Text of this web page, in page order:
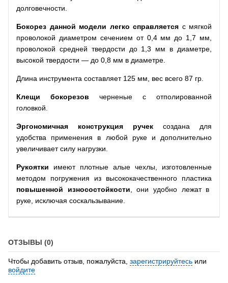
долговечности.
Бокорез данной модели легко справляется с мягкой
проволокой диаметром сечением от 0,4 мм до 1,7 мм,
проволокой средней твердости до 1,3 мм в диаметре,
высокой твердости — до 0,8 мм в диаметре.
Длина инструмента составляет 125 мм, вес всего 87 гр.
Клещи бокорезов черненые с отполированной
головкой.
Эргономичная конструкция ручек создана для
удобства применения в любой руке и дополнительно
увеличивает силу нагрузки.
Рукоятки имеют плотные алые чехлы, изготовленные
методом погружения из высококачественного пластика
повышенной износостойкости , они удобно лежат в
руке, исключая соскальзывание.
ОТЗЫВЫ (0)
Чтобы добавить отзыв, пожалуйста, зарегистрируйтесь или
войдите